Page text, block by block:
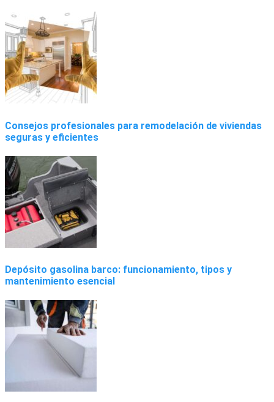
Consejos profesionales para remodelación de viviendas
seguras y eficientes
Depósito gasolina barco: funcionamiento, tipos y
mantenimiento esencial